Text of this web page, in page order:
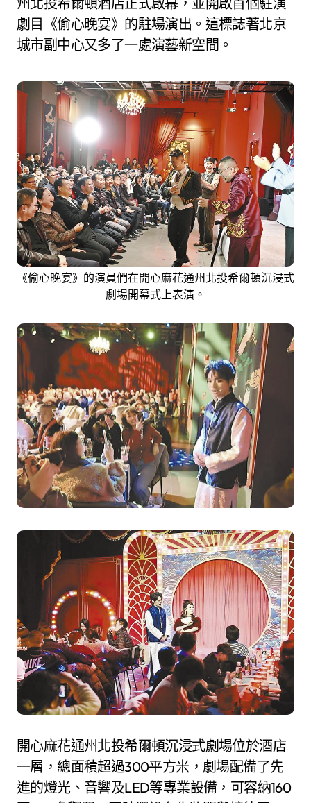
劇目《偷心晚宴》的駐場演出。這標誌著北京
城市副中心又多了一處演藝新空間。
《偷心晚宴》的演員們在開心麻花通州北投希爾頓沉浸式
劇場開幕式上表演。
開心麻花通州北投希爾頓沉浸式劇場位於酒店
一層，總面積超過300平方米，劇場配備了先
進的燈光、音響及LED等專業設備，可容納160